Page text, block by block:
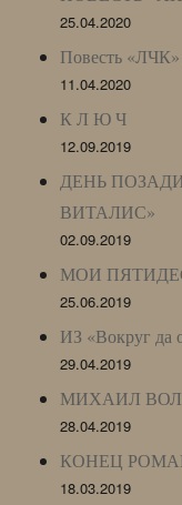
25.04.2020
Повесть «ЛЧК»
11.04.2020
К Л Ю Ч
12.09.2019
ДЕНЬ ПОЗАДИ
ВИТАЛИС»
02.09.2019
МОИ
25.06.2019
ИЗ «Вокруг да
29.04.2019
МИХАИЛ
28.04.2019
КОНЕЦ
18.03.2019